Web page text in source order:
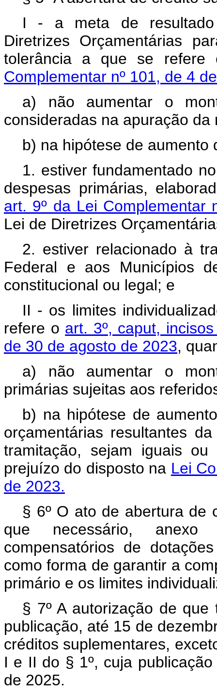
I - a meta de resultado
Diretrizes Orçamentárias
tolerância a que se
Complementar nº 101, de 4
a) não aumentar o
consideradas na apuração da
b) na hipótese de aumento
1. estiver fundamentado
despesas primárias,
art. 9º da Lei
Lei de Diretrizes
2. estiver relacionado à
Federal e aos Municípios
constitucional ou legal; e
II - os limites
refere o art. 3º, caput,
de 30 de agosto de 2023,
a) não aumentar o
primárias sujeitas aos
b) na hipótese de
orçamentárias resultantes
tramitação, sejam iguais
prejuízo do disposto na Lei
de 2023.
§ 6º O ato de abertura de
que necessário, anexo
compensatórios de
como forma de garantir a
primário e os limites
§ 7º A autorização de
publicação, até 15 de
créditos suplementares,
I e II do § 1º, cuja
de 2025.